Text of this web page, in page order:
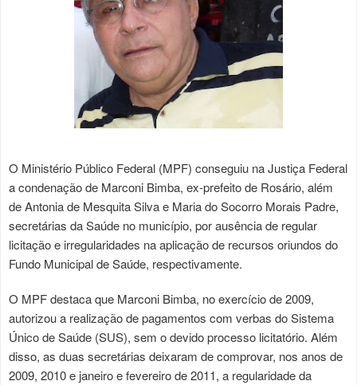
O Ministério Público Federal (MPF) conseguiu na Justiça Federal
a condenação de Marconi Bimba, ex-prefeito de Rosário, além
de Antonia de Mesquita Silva e Maria do Socorro Morais Padre,
secretárias da Saúde no município, por ausência de regular
licitação e irregularidades na aplicação de recursos oriundos do
Fundo Municipal de Saúde, respectivamente.
O MPF destaca que Marconi Bimba, no exercício de 2009,
autorizou a realização de pagamentos com verbas do Sistema
Único de Saúde (SUS), sem o devido processo licitatório. Além
disso, as duas secretárias deixaram de comprovar, nos anos de
2009, 2010 e janeiro e fevereiro de 2011, a regularidade da